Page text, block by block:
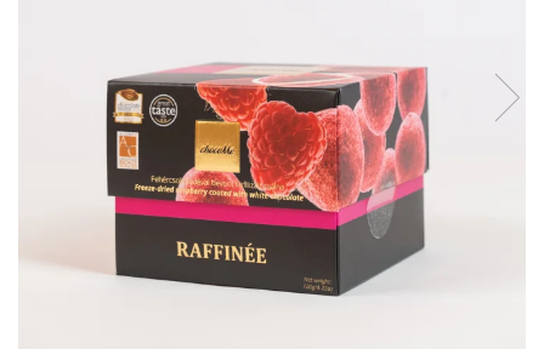
Vinuri din Spania
Vinuri Catalonia
Vinuri din Ungaria
Sortare dupa crama/ domenii
Castell del Remei
Sortare dupa soiul de vita de vie